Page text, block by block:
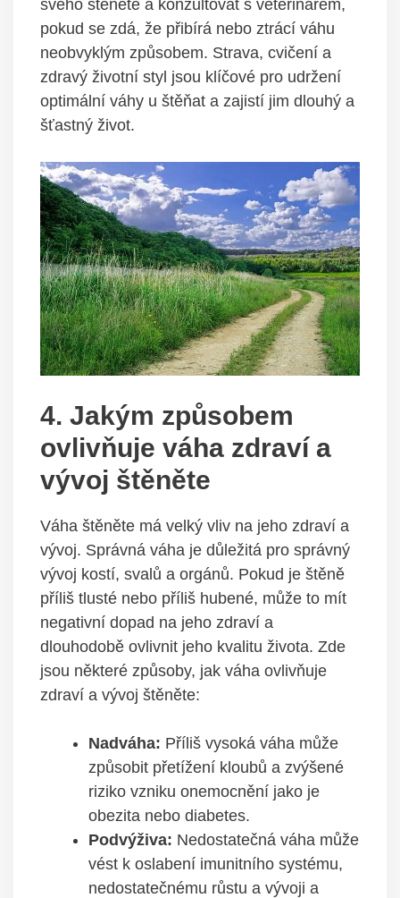
svého štěněte a konzultovat s veterinářem,
pokud se zdá, že přibírá nebo ztrácí váhu
neobvyklým způsobem. Strava, cvičení a
zdravý životní styl jsou klíčové pro udržení
optimální váhy u štěňat a zajistí jim dlouhý a
šťastný život.
4. Jakým způsobem
ovlivňuje váha zdraví a
vývoj štěněte
Váha štěněte má velký vliv na jeho zdraví a
vývoj. Správná váha je důležitá pro správný
vývoj kostí, svalů a orgánů. Pokud je štěně
příliš tlusté nebo příliš hubené, může to mít
negativní dopad na jeho zdraví a
dlouhodobě ovlivnit jeho kvalitu života. Zde
jsou některé způsoby, jak váha ovlivňuje
zdraví a vývoj štěněte:
Nadváha: Příliš vysoká váha může
způsobit přetížení kloubů a zvýšené
riziko vzniku onemocnění jako je
obezita nebo diabetes.
Podvýživa: Nedostatečná váha může
vést k oslabení imunitního systému,
nedostatečnému růstu a vývoji a